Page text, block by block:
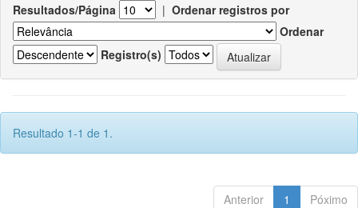
Resultados/Página | Ordenar registros por
Ordenar
Registro(s)
Resultado 1-1 de 1.
Anterior 1 Póximo